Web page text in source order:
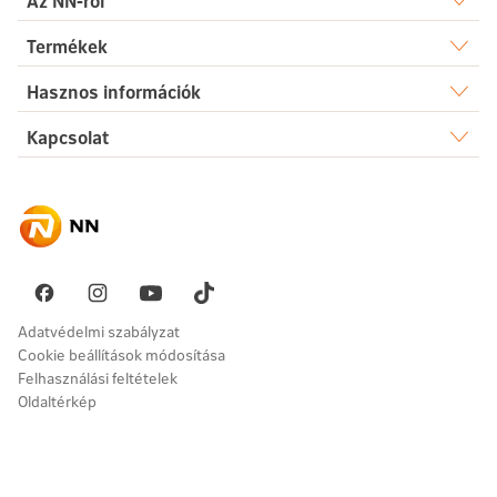
Rólunk
Sajtószoba
Karrier
Fenntarthatóság
Pénzügyi navigátor
Termékek
Élet
Egészség
Nyugdíj
Vállalati megoldások
Hasznos információk
Dokumentumtár
Akadálymentesség
Kapcsolat
Ügyintézés
Panaszkezelés
Adatvédelmi szabályzat
Cookie beállítások módosítása
Felhasználási feltételek
Oldaltérkép